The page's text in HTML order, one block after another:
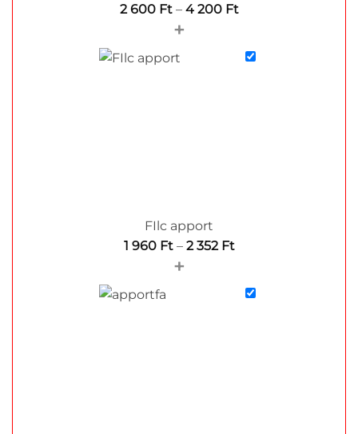
2 600 Ft – 4 200 FtÁrtartomány:
600 Ft
+
FIlc apport
1 960 Ft – 2 352 FtÁrtartomány:
960 Ft
+